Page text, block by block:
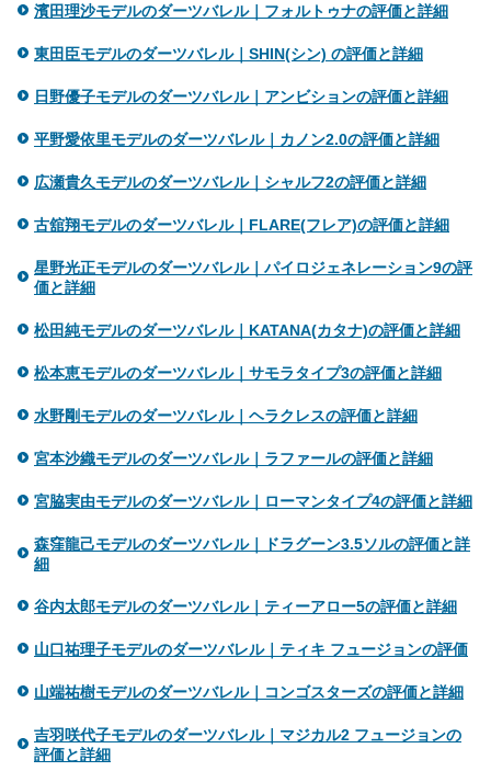
濱田理沙モデルのダーツバレル｜フォルトゥナの評価と詳細
東田臣モデルのダーツバレル｜SHIN(シン) の評価と詳細
日野優子モデルのダーツバレル｜アンビションの評価と詳細
平野愛依里モデルのダーツバレル｜カノン2.0の評価と詳細
広瀬貴久モデルのダーツバレル｜シャルフ2の評価と詳細
古舘翔モデルのダーツバレル｜FLARE(フレア)の評価と詳細
星野光正モデルのダーツバレル｜パイロジェネレーション9の評
価と詳細
松田純モデルのダーツバレル｜KATANA(カタナ)の評価と詳細
松本恵モデルのダーツバレル｜サモラタイプ3の評価と詳細
水野剛モデルのダーツバレル｜ヘラクレスの評価と詳細
宮本沙織モデルのダーツバレル｜ラファールの評価と詳細
宮脇実由モデルのダーツバレル｜ローマンタイプ4の評価と詳細
森窪龍己モデルのダーツバレル｜ドラグーン3.5ソルの評価と詳
細
谷内太郎モデルのダーツバレル｜ティーアロー5の評価と詳細
山口祐理子モデルのダーツバレル｜ティキ フュージョンの評価
山端祐樹モデルのダーツバレル｜コンゴスターズの評価と詳細
吉羽咲代子モデルのダーツバレル｜マジカル2 フュージョンの
評価と詳細